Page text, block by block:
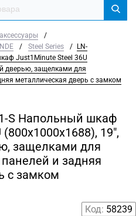
/
/ Steel Series /
LN-
Just1Minute Steel 36U
дверью, защелками для
металлическая дверь с замком
S Напольный шкаф
19",
защелками для
и задняя
с замком
Код: 58239